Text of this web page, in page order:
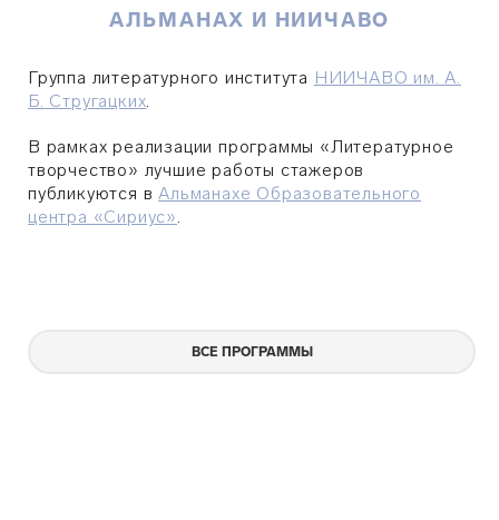
АЛЬМАНАХ И НИИЧАВО
Группа литературного института НИИЧАВО им. А.
Б. Стругацких
В рамках реализации программы «Литературное
творчество» лучшие работы стажеров
публикуются в Альманахе Образовательного
центра «Сириус»
ВСЕ ПРОГРАММЫ